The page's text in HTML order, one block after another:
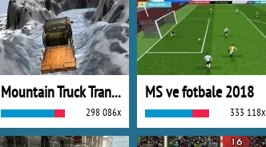
Mountain Truck Transport
298 086x
MS ve fotbale 2018
333 118x